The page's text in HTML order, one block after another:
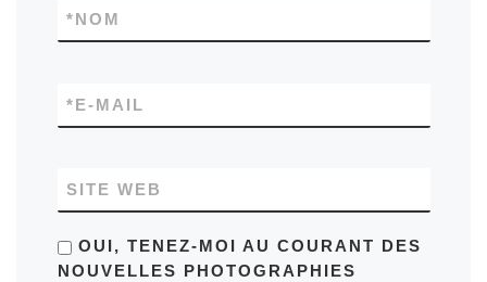
NOM
*
E-MAIL
*
SITE WEB
OUI, TENEZ-MOI AU COURANT DES
NOUVELLES PHOTOGRAPHIES